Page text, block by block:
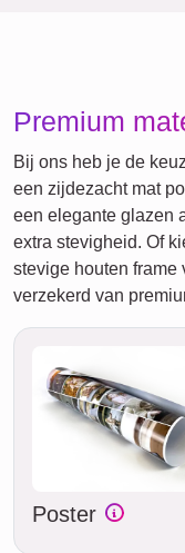
Premium
Bij ons heb je de
een zijdezacht mat
een elegante glazen
extra stevigheid. Of
stevige houten frame
verzekerd van
Poster